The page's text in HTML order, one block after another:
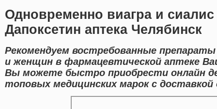
Одновременно виагра и
Дапоксетин аптека Челябинск
Рекомендуем востребованные
и женщин в фармацевтической аптеке
Вы можете быстро приобрести онлайн
топовых медицинских марок с